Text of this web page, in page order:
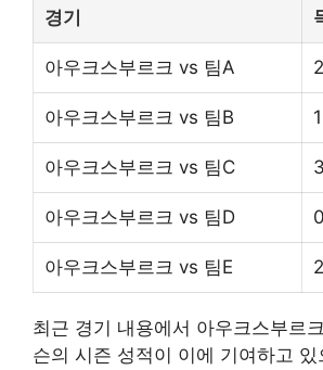
경기
아우크스부르크 vs 팀A 2
아우크스부르크 vs 팀B 1
아우크스부르크 vs 팀C 3
아우크스부르크 vs 팀D 0
아우크스부르크 vs 팀E 2
최근 경기 내용에서 아우크스부르
슨의 시즌 성적이 이에 기여하고 있